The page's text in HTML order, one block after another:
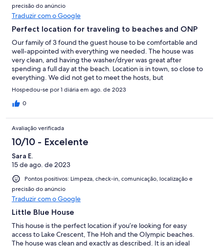
precisão do anúncio
Traduzir com o Google
Perfect location for traveling to beaches and ONP
Our family of 3 found the guest house to be comfortable and
well-appointed with everything we needed. The house was
very clean, and having the washer/dryer was great after
spending a full day at the beach. Location is in town, so close to
everything. We did not get to meet the hosts, but
communication via VRBO was good.
Hospedou-se por 1 diária em ago. de 2023
0
Avaliação verificada
10/10 - Excelente
Sara E.
15 de ago. de 2023
Pontos positivos: Limpeza, check-in, comunicação, localização e
precisão do anúncio
Traduzir com o Google
Little Blue House
This house is the perfect location if you’re looking for easy
access to Lake Crescent, The Hoh and the Olympic beaches.
The house was clean and exactly as described. It is an ideal